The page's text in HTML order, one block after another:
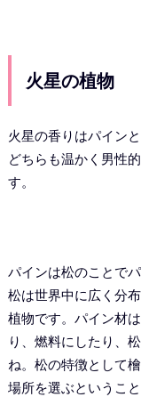
火星の植物
火星の香りはパイン
どちらも温かく男性
す。
パインは松のことで
松は世界中に広く分
植物です。パイン材
り、燃料にしたり、
ね。松の特徴として
場所を選ぶというこ